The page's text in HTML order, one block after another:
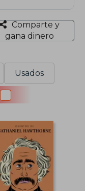
Comparte y
gana dinero
Usados